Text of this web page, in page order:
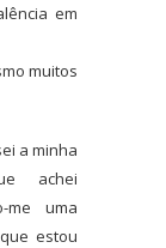
em
muitos
a minha
achei
me uma
estou